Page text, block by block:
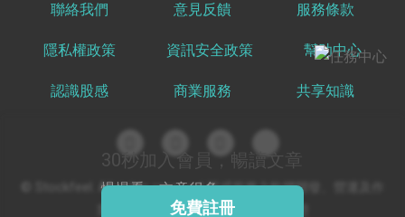
30秒加入會員，暢讀文章
慢慢看，文章很多
免費註冊
聯絡我們 意見反饋 服務條款
隱私權政策 資訊安全政策 幫助中心
認識股感 商業服務 共享知識
© Stockfeel. All rights reserved 股感服務之軟體開發、營運及作
業環境通過 ISO/IEC 27001:2022 驗證
出國就缺這咖？股